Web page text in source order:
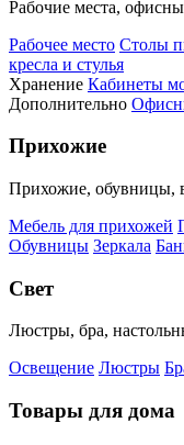
Рабочие места,
Рабочее место Столы
кресла и стулья
Хранение Кабинеты
Дополнительно
Прихожие
Прихожие, обувницы,
Мебель для прихожей
Обувницы Зеркала
Свет
Люстры, бра,
Освещение Люстры
Товары для дома